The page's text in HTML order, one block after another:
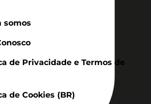
somos
de Privacidade e Termos de
de Cookies (BR)